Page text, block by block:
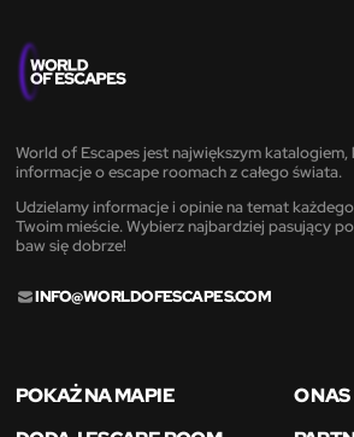
World of Escapes jest największym
informacje o escape roomach z całego świata.
Udzielamy informacje i opinie na temat
Twoim mieście. Wybierz najbardziej pasujący
baw się dobrze!
INFO@WORLDOFESCAPES.COM
POKAŻ NA MAPIE
O NAS